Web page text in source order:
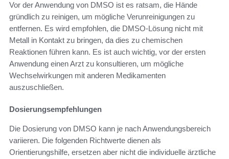
Vor der Anwendung von DMSO ist es ratsam, die Hände
gründlich zu reinigen, um mögliche Verunreinigungen zu
entfernen. Es wird empfohlen, die DMSO-Lösung nicht mit
Metall in Kontakt zu bringen, da dies zu chemischen
Reaktionen führen kann. Es ist auch wichtig, vor der ersten
Anwendung einen Arzt zu konsultieren, um mögliche
Wechselwirkungen mit anderen Medikamenten
auszuschließen.
Dosierungsempfehlungen
Die Dosierung von DMSO kann je nach Anwendungsbereich
variieren. Die folgenden Richtwerte dienen als
Orientierungshilfe, ersetzen aber nicht die individuelle ärztliche